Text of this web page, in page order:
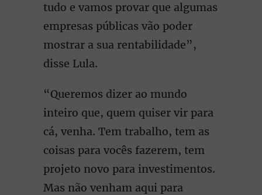
tudo e vamos provar que algumas
empresas públicas vão poder
mostrar a sua rentabilidade”,
disse Lula.
“Queremos dizer ao mundo
inteiro que, quem quiser vir para
cá, venha. Tem trabalho, tem as
coisas para vocês fazerem, tem
projeto novo para investimentos.
Mas não venham aqui para